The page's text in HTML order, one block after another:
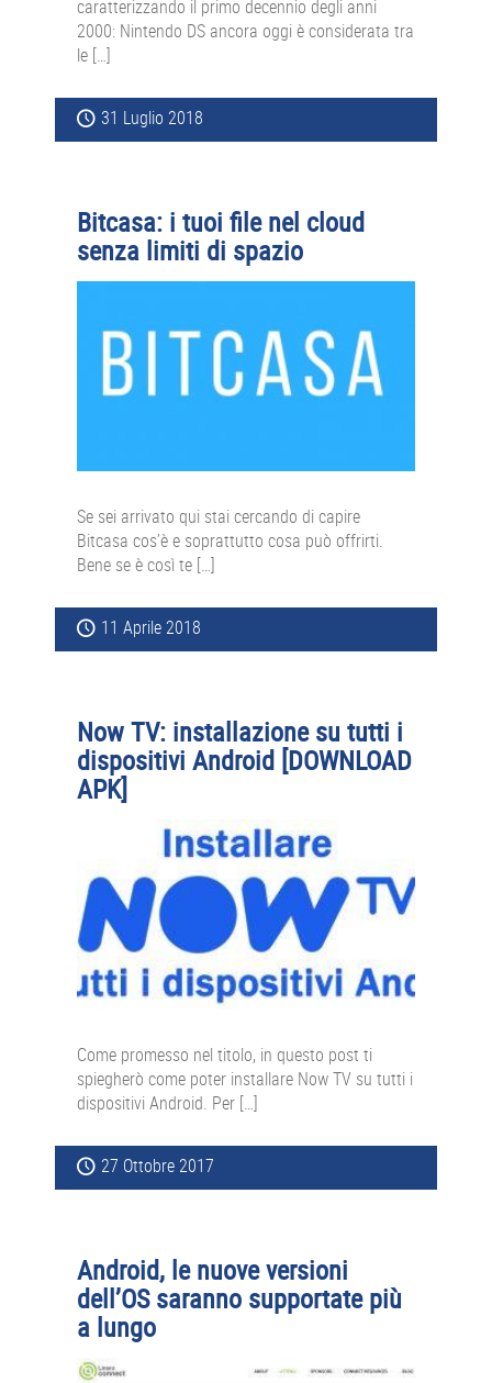
caratterizzando il primo decennio degli anni
2000: Nintendo DS ancora oggi è considerata tra
le […]
31 Luglio 2018
Bitcasa: i tuoi file nel cloud
senza limiti di spazio
Se sei arrivato qui stai cercando di capire
Bitcasa cos’è e soprattutto cosa può offrirti.
Bene se è così te […]
11 Aprile 2018
Now TV: installazione su tutti i
dispositivi Android [DOWNLOAD
APK]
Come promesso nel titolo, in questo post ti
spiegherò come poter installare Now TV su tutti i
dispositivi Android. Per […]
27 Ottobre 2017
Android, le nuove versioni
dell’OS saranno supportate più
a lungo